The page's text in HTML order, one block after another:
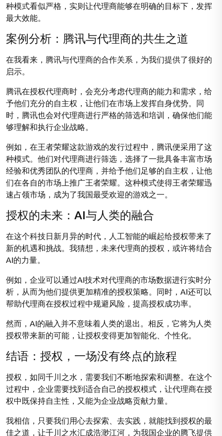
种模式看似严格，实则让代理商能够在明确的目标下，发挥
最大效能。
案例分析：腾讯与代理商的共生之道
在我看来，腾讯与代理商的合作关系，为我们提供了很好的
启示。
腾讯在授权代理商时，会充分考虑代理商的能力和需求，给
予他们充分的自主权，让他们在市场上发挥自身优势。同
时，腾讯也会对代理商进行严格的筛选和培训，确保他们能
够理解和执行企业战略。
例如，在王者荣耀这款游戏的发行过程中，腾讯便采用了这
种模式。他们对代理商进行筛选，选择了一批具备丰富市场
经验和优秀团队的代理商，并给予他们足够的自主权，让他
们在各自的市场上推广王者荣耀。这种模式使得王者荣耀迅
速占领市场，成为了我国最受欢迎的游戏之一。
授权的未来：AI与人类的融合
在这个科技日新月异的时代，人工智能的崛起给授权带来了
新的机遇和挑战。我猜想，未来代理商的授权，或许将结合
AI的力量。
例如，企业可以通过AI技术对代理商的市场数据进行实时分
析，从而为他们提供更加精准的授权策略。同时，AI还可以
帮助代理商在授权过程中规避风险，提高授权成功率。
然而，AI的融入并不意味着人类的退出。相反，它将为人类
授权带来新的可能，让授权变得更加智能化、个性化。
结语：授权，一场没有终点的旅程
授权，如同千川之水，需要我们不断地探索和调整。在这个
过程中，企业需要找到适合自己的授权模式，让代理商在授
权中既保持自主性，又能为企业战略贡献力量。
我相信，只要我们用心去探索、去实践，就能找到授权的最
佳之道，让千川之水汇成浩渺江河，为我国企业的腾飞提供